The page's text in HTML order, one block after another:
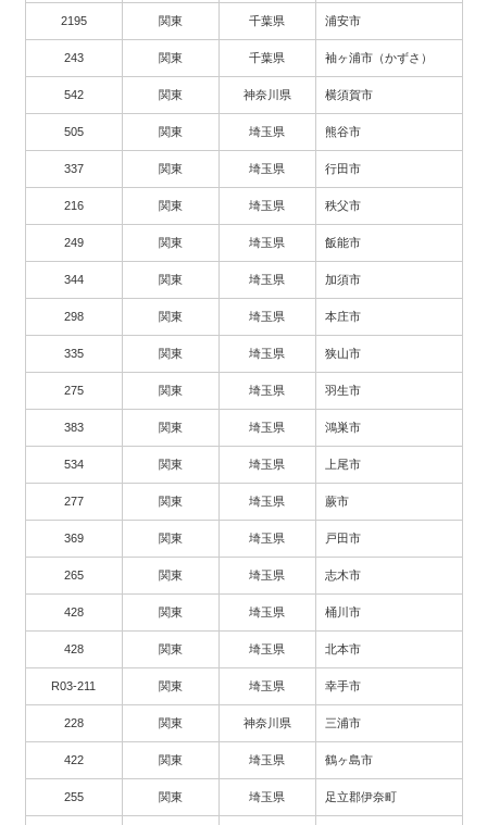
2195 関東 千葉県 浦安市
243 関東 千葉県 袖ヶ浦市（かずさ）
542 関東 神奈川県 横須賀市
505 関東 埼玉県 熊谷市
337 関東 埼玉県 行田市
216 関東 埼玉県 秩父市
249 関東 埼玉県 飯能市
344 関東 埼玉県 加須市
298 関東 埼玉県 本庄市
335 関東 埼玉県 狭山市
275 関東 埼玉県 羽生市
383 関東 埼玉県 鴻巣市
534 関東 埼玉県 上尾市
277 関東 埼玉県 蕨市
369 関東 埼玉県 戸田市
265 関東 埼玉県 志木市
428 関東 埼玉県 桶川市
428 関東 埼玉県 北本市
R03-211 関東 埼玉県 幸手市
228 関東 神奈川県 三浦市
422 関東 埼玉県 鶴ヶ島市
255 関東 埼玉県 足立郡伊奈町